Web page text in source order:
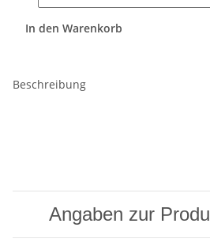
In den Warenkorb
Beschreibung
Angaben zur